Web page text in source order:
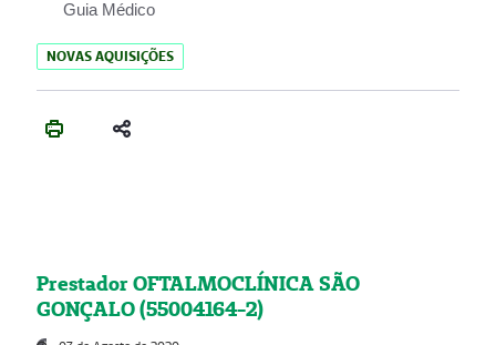
Guia Médico
NOVAS AQUISIÇÕES
Prestador OFTALMOCLÍNICA SÃO
GONÇALO (55004164-2)